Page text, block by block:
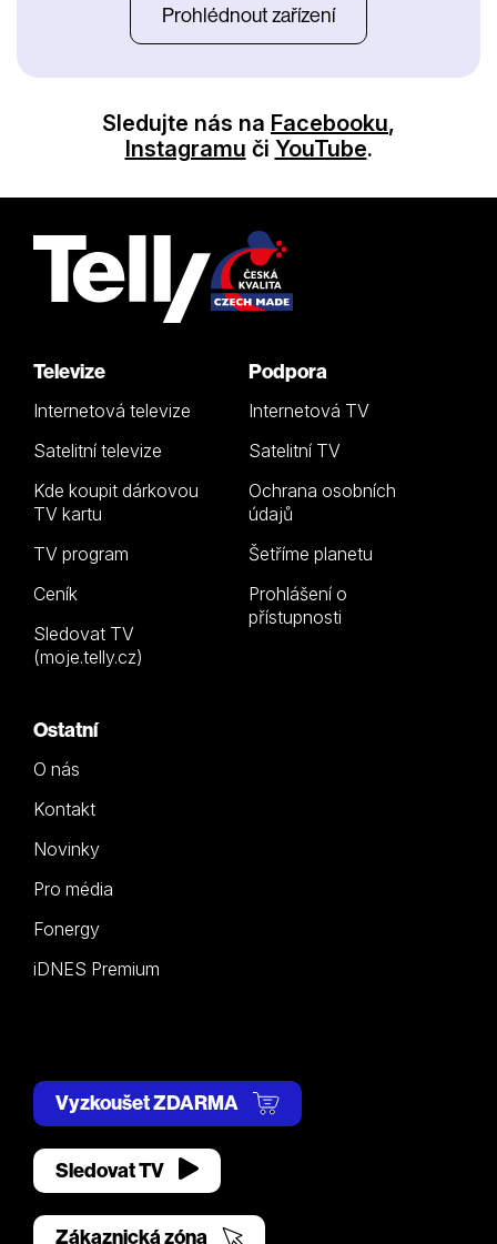
Prohlédnout zařízení
Sledujte nás na Facebooku,
Instagramu či YouTube.
Televize
Internetová televize
Satelitní televize
Kde koupit dárkovou
TV kartu
TV program
Ceník
Sledovat TV
(moje.telly.cz)
Podpora
Internetová TV
Satelitní TV
Ochrana osobních
údajů
Šetříme planetu
Prohlášení o
přístupnosti
Ostatní
O nás
Kontakt
Novinky
Pro média
Fonergy
iDNES Premium
Vyzkoušet ZDARMA
Sledovat TV
Zákaznická zóna